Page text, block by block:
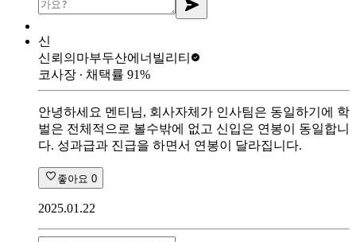
신
신뢰의마부두산에너빌리티
코사장 ∙ 채택률 91%
안녕하세요 멘티님, 회사자체가 인사팀은 동일하기에 학
벌은 전체적으로 볼수밖에 없고 신입은 연봉이 동일합니
다. 성과급과 진급을 하면서 연봉이 달라집니다.
좋아요 0
2025.01.22